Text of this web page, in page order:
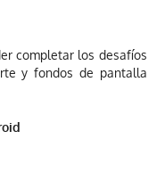
completar los desafíos
y fondos de pantalla